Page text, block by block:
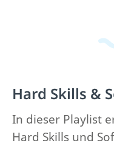
Hard Skills &
In dieser Playlist
Hard Skills und